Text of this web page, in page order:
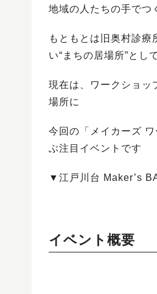
地域の人たちの手でつ
もともとは旧奥村診
い“まちの居場所”とし
現在は、ワークショッ
場所に
今回の「メイカーズ
ぶ注目イベントです
▼江戸川台 Maker’s
イベント概要